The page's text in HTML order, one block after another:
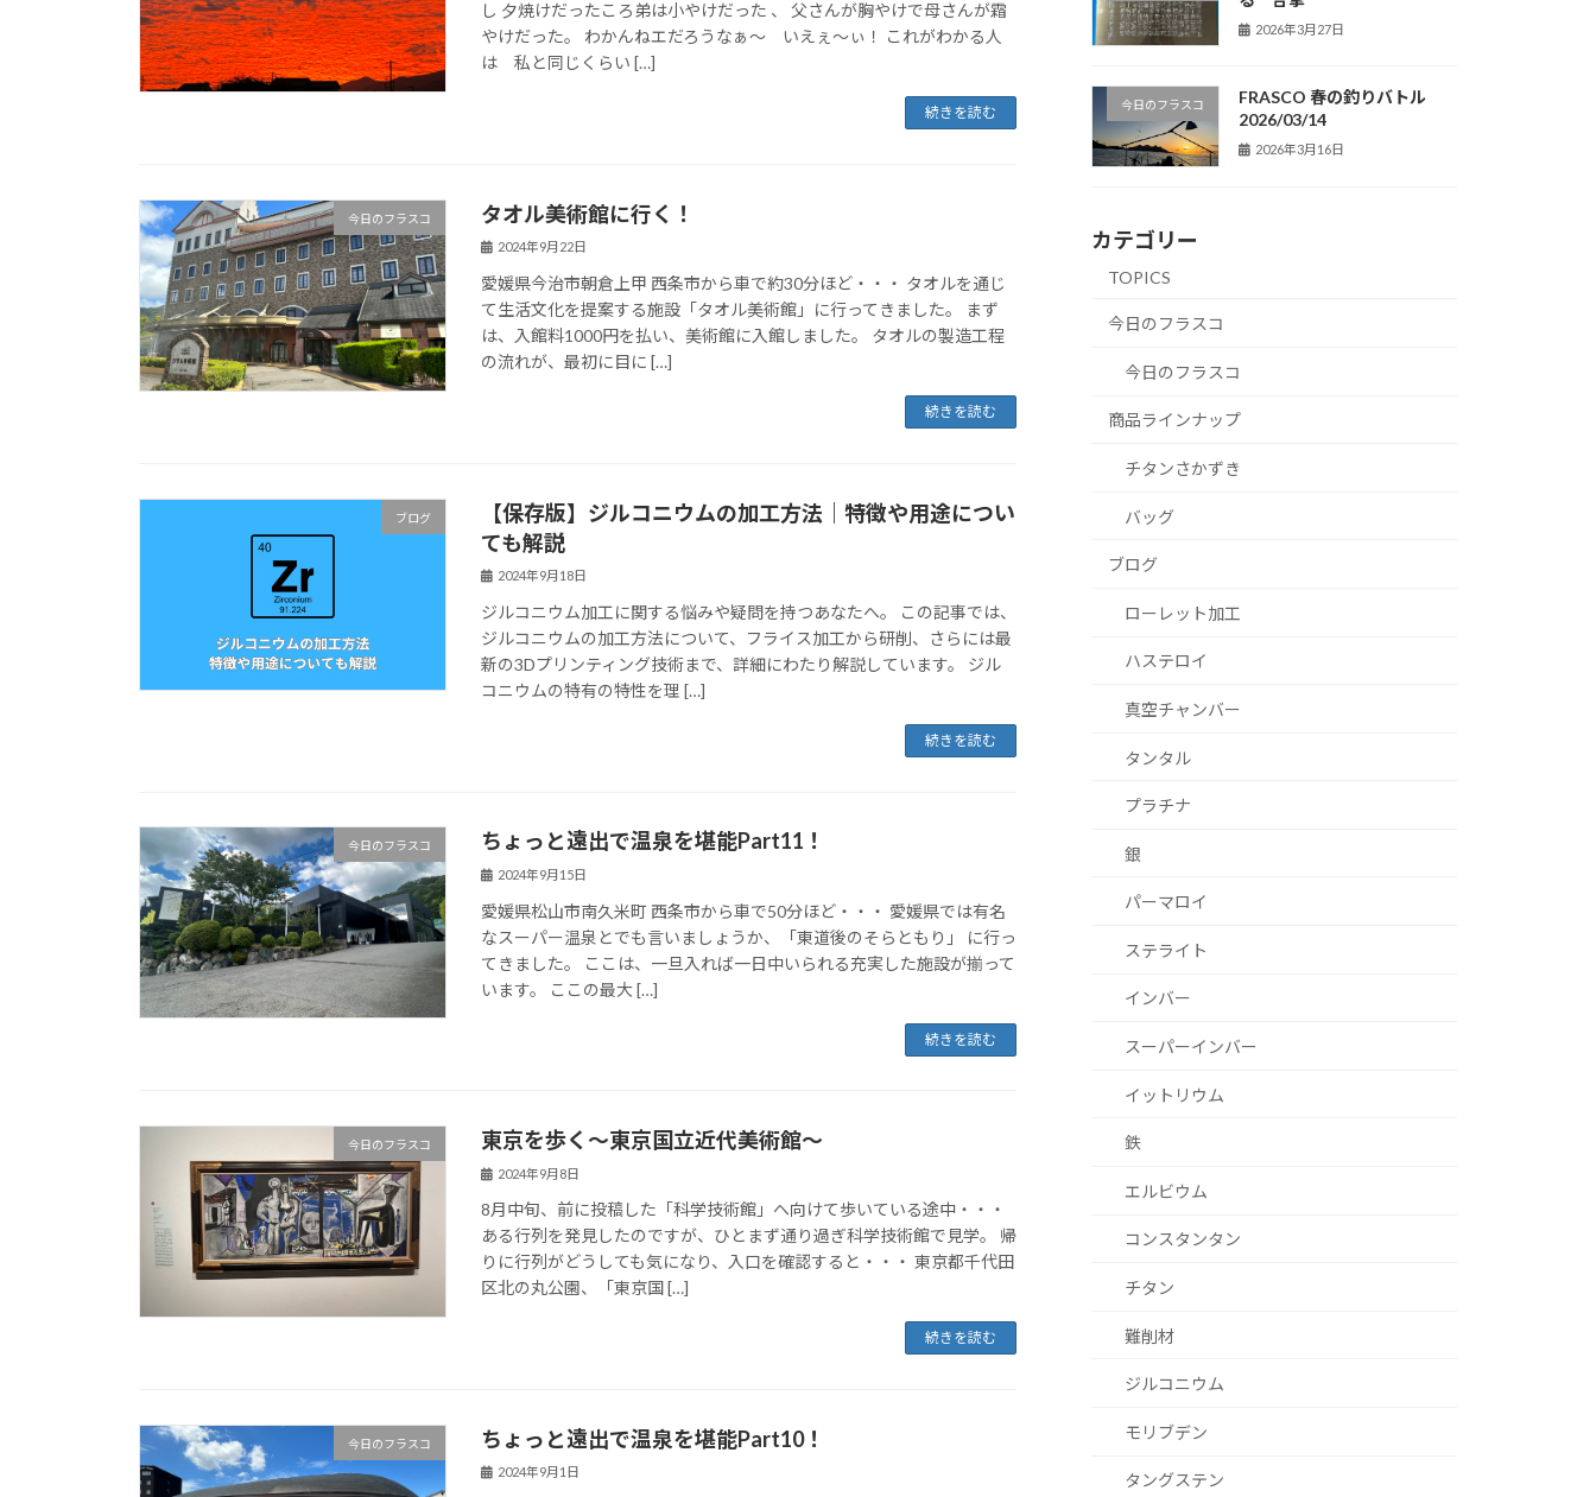
し 夕焼けだったころ弟は小やけだった 、 父さんが胸やけで母さんが霜
やけだった。 わかんねエだろうなぁ～ いえぇ～ぃ！ これがわかる人
は 私と同じくらい […]
続きを読む
今日のフラスコ タオル美術館に行く！
2024年9月22日
愛媛県今治市朝倉上甲 西条市から車で約30分ほど・・・ タオルを通じ
て生活文化を提案する施設「タオル美術館」に行ってきました。 まず
は、入館料1000円を払い、美術館に入館しました。 タオルの製造工程
の流れが、最初に目に […]
続きを読む
ブログ
【保存版】ジルコニウムの加工方法｜特徴や用途につい
ても解説
2024年9月18日
ジルコニウム加工に関する悩みや疑問を持つあなたへ。 この記事では、
ジルコニウムの加工方法について、フライス加工から研削、さらには最
新の3Dプリンティング技術まで、詳細にわたり解説しています。 ジル
コニウムの特有の特性を理 […]
続きを読む
今日のフラスコ ちょっと遠出で温泉を堪能Part11！
2024年9月15日
愛媛県松山市南久米町 西条市から車で50分ほど・・・ 愛媛県では有名
なスーパー温泉とでも言いましょうか、「東道後のそらともり」 に行っ
てきました。 ここは、一旦入れば一日中いられる充実した施設が揃って
います。 ここの最大 […]
続きを読む
今日のフラスコ 東京を歩く～東京国立近代美術館～
2024年9月8日
8月中旬、前に投稿した「科学技術館」へ向けて歩いている途中・・・
ある行列を発見したのですが、ひとまず通り過ぎ科学技術館で見学。 帰
りに行列がどうしても気になり、入口を確認すると・・・ 東京都千代田
区北の丸公園、「東京国 […]
続きを読む
今日のフラスコ ちょっと遠出で温泉を堪能Part10！
2024年9月1日
2026年3月27日
今日のフラスコ
FRASCO 春の釣りバトル
2026/03/14
2026年3月16日
カテゴリー
TOPICS
今日のフラスコ
今日のフラスコ
商品ラインナップ
チタンさかずき
バッグ
ブログ
ローレット加工
ハステロイ
真空チャンバー
タンタル
プラチナ
銀
パーマロイ
ステライト
インバー
スーパーインバー
イットリウム
鉄
エルビウム
コンスタンタン
チタン
難削材
ジルコニウム
モリブデン
タングステン